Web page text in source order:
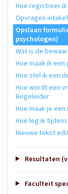
Hoe registreer
Opvragen
Opslaan
psychologen)
Wat is de
Hoe maak ik
Hoe stel ik een
Hoe wordt een
Begeleider
Hoe maak je
Hoe leg ik
Nieuwe tekst
Resultaten
Faculteit